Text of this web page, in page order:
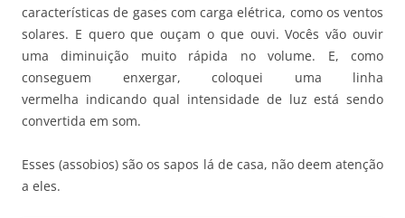
características de gases com carga elétrica, como os ventos
solares. E quero que ouçam o que ouvi. Vocês vão ouvir
uma diminuição muito rápida no volume. E, como
conseguem enxergar, coloquei uma linha
vermelha indicando qual intensidade de luz está sendo
convertida em som.
Esses (assobios) são os sapos lá de casa, não deem atenção
a eles.